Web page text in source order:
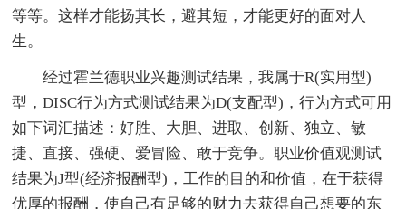
等等。这样才能扬其长，避其短，才能更好的面对人
生。
经过霍兰德职业兴趣测试结果，我属于R(实用型)
型，DISC行为方式测试结果为D(支配型)，行为方式可用
如下词汇描述：好胜、大胆、进取、创新、独立、敏
捷、直接、强硬、爱冒险、敢于竞争。职业价值观测试
结果为J型(经济报酬型)，工作的目的和价值，在于获得
优厚的报酬，使自己有足够的财力去获得自己想要的东